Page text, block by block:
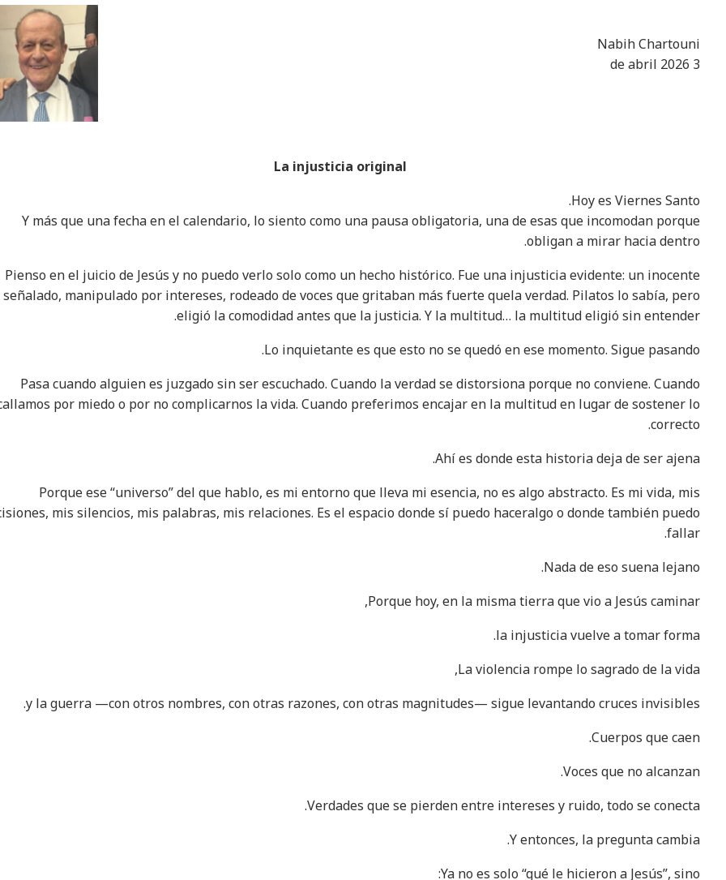
Nabih Chartouni
3 de abril 2026
La injusticia original
Hoy es Viernes Santo.
Y más que una fecha en el calendario, lo siento como una pausa obligatoria, una de esas que incomodan porque
obligan a mirar hacia dentro.
Pienso en el juicio de Jesús y no puedo verlo solo como un hecho histórico. Fue una injusticia evidente: un inocente
señalado, manipulado por intereses, rodeado de voces que gritaban más fuerte quela verdad. Pilatos lo sabía, pero
eligió la comodidad antes que la justicia. Y la multitud… la multitud eligió sin entender.
Lo inquietante es que esto no se quedó en ese momento. Sigue pasando.
Pasa cuando alguien es juzgado sin ser escuchado. Cuando la verdad se distorsiona porque no conviene. Cuando
por miedo o por no complicarnos la vida. Cuando preferimos encajar en la multitud en lugar de sostener lo
correcto.
Ahí es donde esta historia deja de ser ajena.
Porque ese “universo” del que hablo, es mi entorno que lleva mi esencia, no es algo abstracto. Es mi vida, mis
mis silencios, mis palabras, mis relaciones. Es el espacio donde sí puedo haceralgo o donde también puedo
fallar.
Nada de eso suena lejano.
Porque hoy, en la misma tierra que vio a Jesús caminar,
la injusticia vuelve a tomar forma.
La violencia rompe lo sagrado de la vida,
y la guerra —con otros nombres, con otras razones, con otras magnitudes— sigue levantando cruces invisibles.
Cuerpos que caen.
Voces que no alcanzan.
Verdades que se pierden entre intereses y ruido, todo se conecta.
Y entonces, la pregunta cambia.
Ya no es solo “qué le hicieron a Jesús”, sino:
U0633U0627U062EU0646